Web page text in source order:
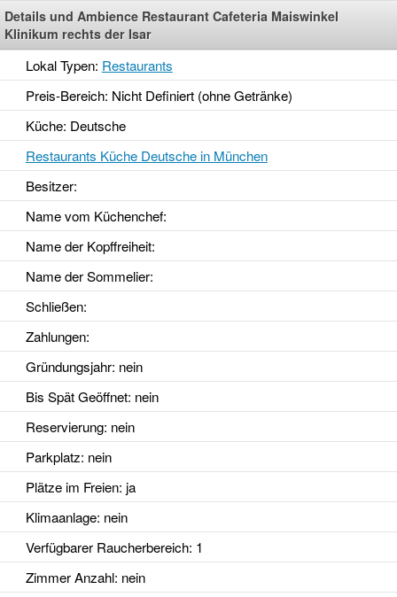
Details und Ambience Restaurant Cafeteria Maiswinkel
Klinikum rechts der Isar
Lokal Typen: Restaurants
Preis-Bereich: Nicht Definiert (ohne Getränke)
Küche: Deutsche
Restaurants Küche Deutsche in München
Besitzer:
Name vom Küchenchef:
Name der Kopffreiheit:
Name der Sommelier:
Schließen:
Zahlungen:
Gründungsjahr: nein
Bis Spät Geöffnet: nein
Reservierung: nein
Parkplatz: nein
Plätze im Freien: ja
Klimaanlage: nein
Verfügbarer Raucherbereich: 1
Zimmer Anzahl: nein